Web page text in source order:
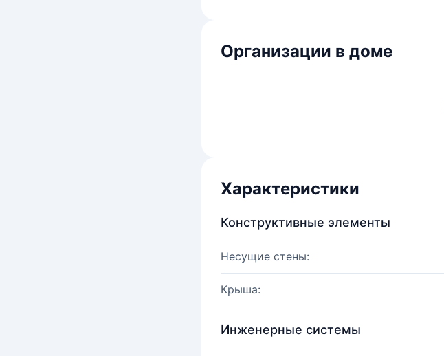
Организации в доме
Характеристики
Конструктивные элементы
Несущие стены:
Крыша:
Инженерные системы